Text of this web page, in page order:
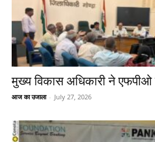
मुख्य विकास अधिकारी ने
आज का उजाला - July 27, 2026